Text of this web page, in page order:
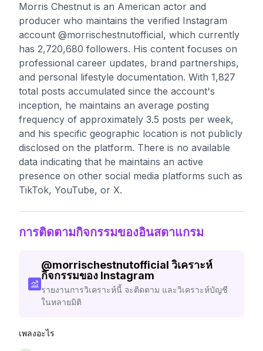
Morris Chestnut is an American actor and
producer who maintains the verified Instagram
account @morrischestnutofficial, which currently
has 2,720,680 followers. His content focuses on
professional career updates, brand partnerships,
and personal lifestyle documentation. With 1,827
total posts accumulated since the account's
inception, he maintains an average posting
frequency of approximately 3.5 posts per week,
and his specific geographic location is not publicly
disclosed on the platform. There is no available
data indicating that he maintains an active
presence on other social media platforms such as
TikTok, YouTube, or X.
การติดตามกิจกรรมของอินสตาแกรม
@morrischestnutofficial วิเคราะห์
กิจกรรมของ Instagram
รายงานการวิเคราะห์นี้ จะติดตาม และวิเคราะห์บัญชี
ในหลายมิติ
เพลงอะไร